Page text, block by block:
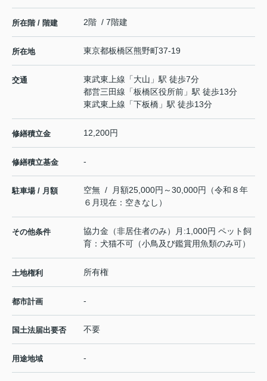
所在階 / 階建 2階 / 7階建
所在地 東京都板橋区熊野町37-19
交通 東武東上線 「大山 」駅 徒歩7分
都営三田線 「板橋区役所前 」駅 徒歩13分
東武東上線 「下板橋 」駅 徒歩13分
修繕積立金 12,200円
修繕積立基金 -
駐車場 / 月額
空無 / 月額25,000円～30,000円（令和８年
６月現在：空きなし）
その他条件
協力金（非居住者のみ）月:1,000円 ペット飼
育：犬猫不可（小鳥及び鑑賞用魚類のみ可）
土地権利 所有権
都市計画 -
国土法届出要否 不要
用途地域 -